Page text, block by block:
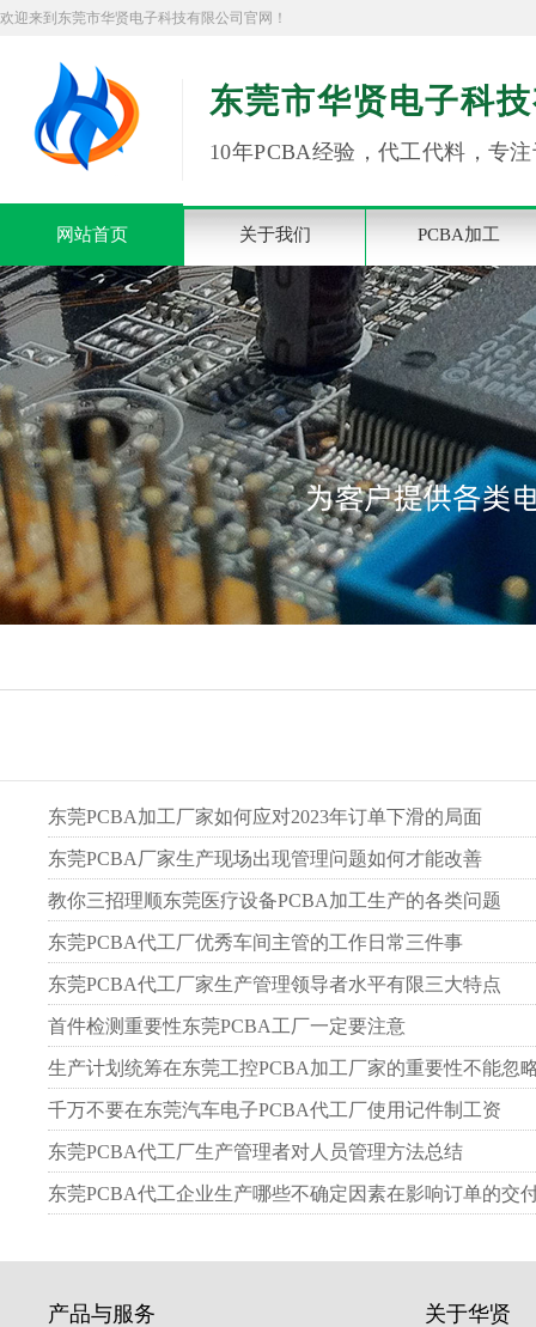
欢迎来到东莞市华贤电子科技有限公司官网！
东莞市华贤电子科
10年PCBA经验，代工代料，专
网站首页 关于我们 PCBA加工
东莞PCBA加工厂家如何应对2023年订单下滑的局面
东莞PCBA厂家生产现场出现管理问题如何才能改善
教你三招理顺东莞医疗设备PCBA加工生产的各类问题
东莞PCBA代工厂优秀车间主管的工作日常三件事
东莞PCBA代工厂家生产管理领导者水平有限三大特点
首件检测重要性东莞PCBA工厂一定要注意
生产计划统筹在东莞工控PCBA加工厂家的重要性不能忽
千万不要在东莞汽车电子PCBA代工厂使用记件制工资
东莞PCBA代工厂生产管理者对人员管理方法总结
东莞PCBA代工企业生产哪些不确定因素在影响订单的交
产品与服务 关于华贤